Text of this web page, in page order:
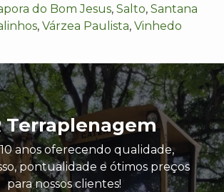
do Bom Jesus, Salto, Santana
, Várzea Paulista, Vinhedo
Terraplenagem
anos oferecendo qualidade,
pontualidade e ótimos preços
para nossos clientes!